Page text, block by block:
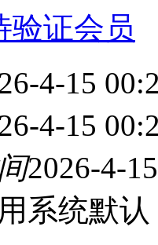
验证会员
4-15
4-15
2026-4-
系统默认